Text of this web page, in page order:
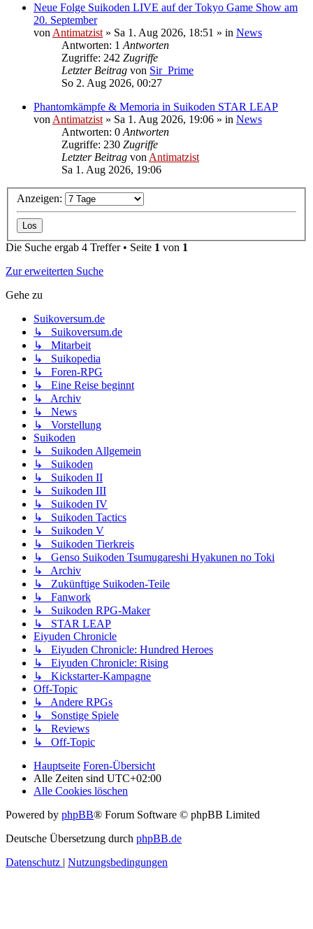
Neue Folge Suikoden LIVE auf der Tokyo Game Show am
20. September
von Antimatzist » Sa 1. Aug 2026, 18:51 » in News
Antworten: 1 Antworten
Zugriffe: 242 Zugriffe
Letzter Beitrag von Sir_Prime
So 2. Aug 2026, 00:27
Phantomkämpfe & Memoria in Suikoden STAR LEAP
von Antimatzist » Sa 1. Aug 2026, 19:06 » in News
Antworten: 0 Antworten
Zugriffe: 230 Zugriffe
Letzter Beitrag von Antimatzist
Sa 1. Aug 2026, 19:06
Anzeigen:
Die Suche ergab 4 Treffer • Seite 1 von 1
Zur erweiterten Suche
Gehe zu
Suikoversum.de
↳ Suikoversum.de
↳ Mitarbeit
↳ Suikopedia
↳ Foren-RPG
↳ Eine Reise beginnt
↳ Archiv
↳ News
↳ Vorstellung
Suikoden
↳ Suikoden Allgemein
↳ Suikoden
↳ Suikoden II
↳ Suikoden III
↳ Suikoden IV
↳ Suikoden Tactics
↳ Suikoden V
↳ Suikoden Tierkreis
↳ Genso Suikoden Tsumugareshi Hyakunen no Toki
↳ Archiv
↳ Zukünftige Suikoden-Teile
↳ Fanwork
↳ Suikoden RPG-Maker
↳ STAR LEAP
Eiyuden Chronicle
↳ Eiyuden Chronicle: Hundred Heroes
↳ Eiyuden Chronicle: Rising
↳ Kickstarter-Kampagne
Off-Topic
↳ Andere RPGs
↳ Sonstige Spiele
↳ Reviews
↳ Off-Topic
Hauptseite Foren-Übersicht
Alle Zeiten sind UTC+02:00
Alle Cookies löschen
Powered by phpBB® Forum Software © phpBB Limited
Deutsche Übersetzung durch phpBB.de
Datenschutz
Nutzungsbedingungen